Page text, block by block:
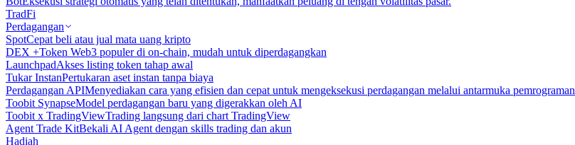
TradFi
Perdagangan
SpotCepat beli atau jual mata uang kripto
DEX +Token Web3 populer di on-chain, mudah untuk diperdagangkan
LaunchpadAkses listing token tahap awal
Tukar InstanPertukaran aset instan tanpa biaya
Perdagangan APIMenyediakan cara yang efisien dan cepat untuk mengeksekusi perdagangan melalui antarmuka pemrograman
Toobit SynapseModel perdagangan baru yang digerakkan oleh AI
Toobit x TradingViewTrading langsung dari chart TradingView
Agent Trade KitBekali AI Agent dengan skills trading dan akun
Hadiah